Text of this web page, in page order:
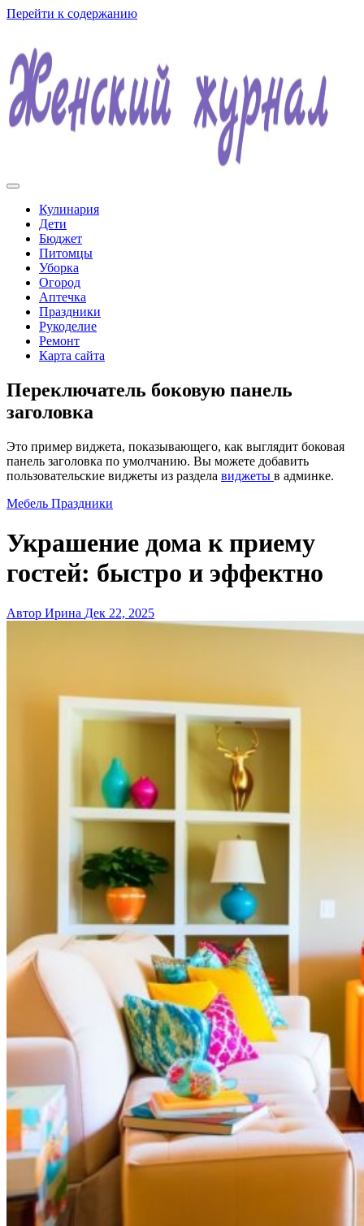
Перейти к содержанию
Женский журнал
Кулинария
Дети
Бюджет
Питомцы
Уборка
Огород
Аптечка
Праздники
Рукоделие
Ремонт
Карта сайта
Переключатель боковую панель
заголовка
Это пример виджета, показывающего, как выглядит боковая
панель заголовка по умолчанию. Вы можете добавить
пользовательские виджеты из раздела виджеты в админке.
Мебель Праздники
Украшение дома к приему
гостей: быстро и эффектно
Автор Ирина Дек 22, 2025